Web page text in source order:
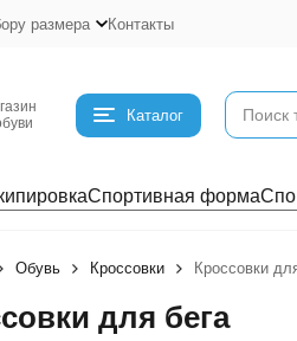
размера Контакты
Каталог
Спортивная форма
Обувь Кроссовки Кроссовки
для бега